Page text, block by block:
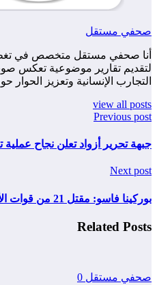
صحفي مستقل
أنا صحفي مستقل متخصص في تغطية
لتقديم تقارير موضوعية تعكس صوت
التجارب الإنسانية وتعزيز الحوار
view all posts
Previous post
جبهة تحرير أزواد تعلن نجاح عملية
Next post
بوركينا فاسو: مقتل 21 من قوات الأمن و اختفاء 18 آخرين في سيبا خلال هجوم عنيف للنصرة .<br><br>
Related Posts
صحفي مستقل 0